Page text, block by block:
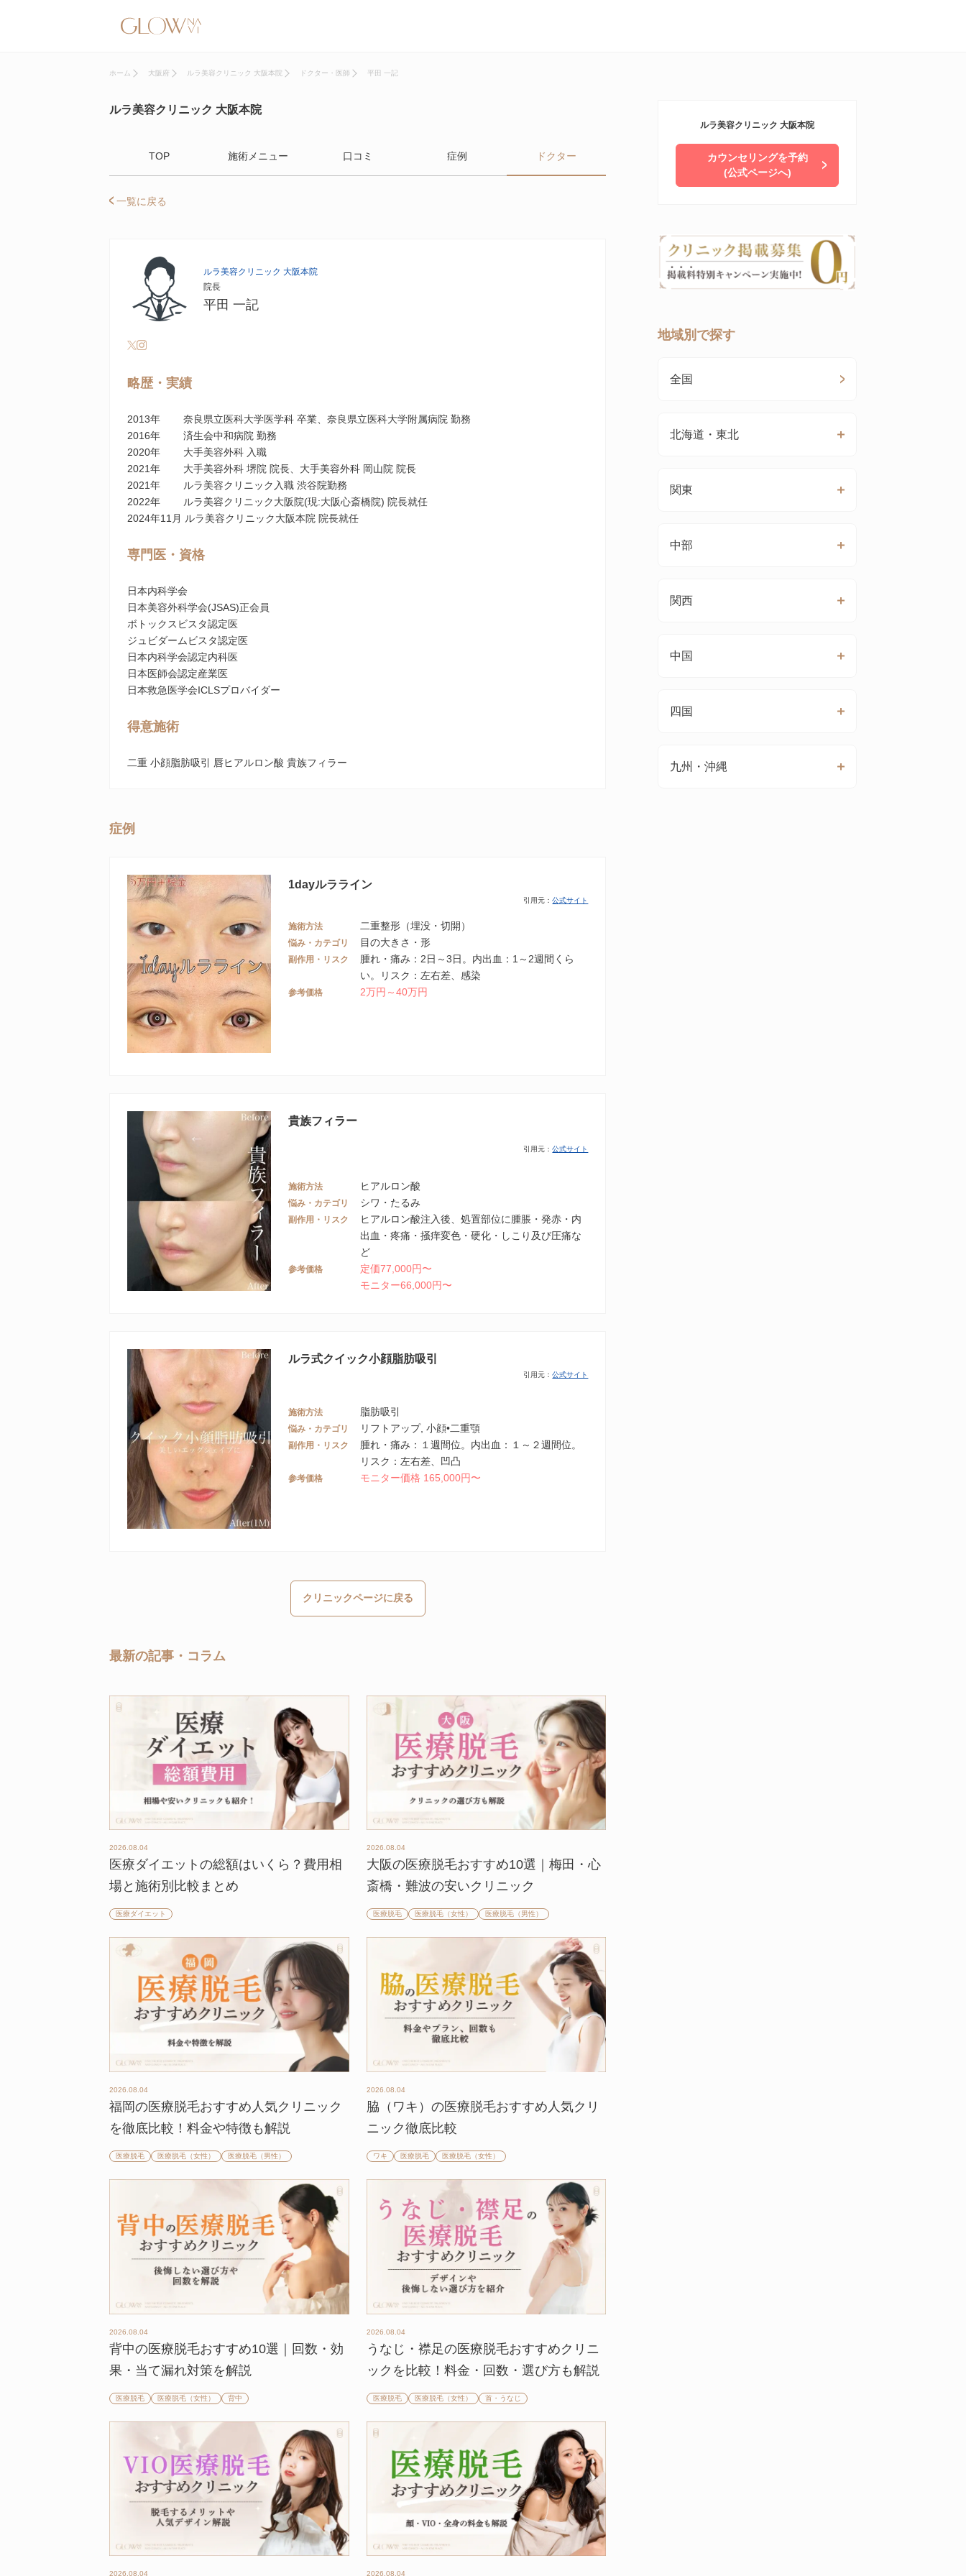
ホーム 大阪府 ルラ美容クリニック 大阪本院 ドクター・医師 平田 一記
ルラ美容クリニック 大阪本院
TOP 施術メニュー 口コミ 症例 ドクター
一覧に戻る
ルラ美容クリニック 大阪本院
院長
平田 一記
略歴・実績
2013年 奈良県立医科大学医学科 卒業、奈良県立医科大学附属病院 勤務
2016年 済生会中和病院 勤務
2020年 大手美容外科 入職
2021年 大手美容外科 堺院 院長、大手美容外科 岡山院 院長
2021年 ルラ美容クリニック入職 渋谷院勤務
2022年 ルラ美容クリニック大阪院(現:大阪心斎橋院) 院長就任
2024年11月 ルラ美容クリニック大阪本院 院長就任
専門医・資格
日本内科学会
日本美容外科学会(JSAS)正会員
ボトックスビスタ認定医
ジュビダームビスタ認定医
日本内科学会認定内科医
日本医師会認定産業医
日本救急医学会ICLSプロバイダー
得意施術
二重 小顔脂肪吸引 唇ヒアルロン酸 貴族フィラー
症例
1dayルラライン
引用元：公式サイト
施術方法 二重整形（埋没・切開）
悩み・カテゴリ 目の大きさ・形
副作用・リスク
腫れ・痛み：2日～3日。内出血：1～2週間くら
い。リスク：左右差、感染
参考価格 2万円～40万円
貴族フィラー
引用元：公式サイト
施術方法 ヒアルロン酸
悩み・カテゴリ シワ・たるみ
副作用・リスク
ヒアルロン酸注入後、処置部位に腫脹・発赤・内
出血・疼痛・掻痒変色・硬化・しこり及び圧痛な
ど
参考価格
定価77,000円〜
モニター66,000円〜
ルラ式クイック小顔脂肪吸引
引用元：公式サイト
施術方法 脂肪吸引
悩み・カテゴリ リフトアップ, 小顔•二重顎
副作用・リスク
腫れ・痛み：１週間位。内出血：１～２週間位。
リスク：左右差、凹凸
参考価格 モニター価格 165,000円〜
クリニックページに戻る
最新の記事・コラム
2026.08.04
医療ダイエットの総額はいくら？費用相
場と施術別比較まとめ
医療ダイエット
2026.08.04
大阪の医療脱毛おすすめ10選｜梅田・心
斎橋・難波の安いクリニック
医療脱毛 医療脱毛（女性） 医療脱毛（男性）
2026.08.04
福岡の医療脱毛おすすめ人気クリニック
を徹底比較！料金や特徴も解説
医療脱毛 医療脱毛（女性） 医療脱毛（男性）
2026.08.04
脇（ワキ）の医療脱毛おすすめ人気クリ
ニック徹底比較
ワキ 医療脱毛 医療脱毛（女性）
2026.08.04
背中の医療脱毛おすすめ10選｜回数・効
果・当て漏れ対策を解説
医療脱毛 医療脱毛（女性） 背中
2026.08.04
うなじ・襟足の医療脱毛おすすめクリニ
ックを比較！料金・回数・選び方も解説
医療脱毛 医療脱毛（女性） 首・うなじ
2026.08.04 2026.08.04
ルラ美容クリニック 大阪本院
カウンセリングを予約
(公式ページへ)
地域別で探す
全国
北海道・東北
関東
中部
関西
中国
四国
九州・沖縄